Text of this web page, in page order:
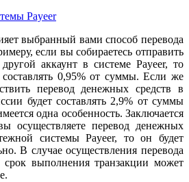
выбранный вами способ перевода
если вы собираетесь отправить
аккаунт в системе Payeer, то
составлять 0,95% от суммы. Если же
перевод денежных средств в
будет составлять 2,9% от суммы
одна особенность. Заключается
осуществляете перевод денежных
системы Payeer, то он будет
В случае осуществления перевода
срок выполнения транзакции может